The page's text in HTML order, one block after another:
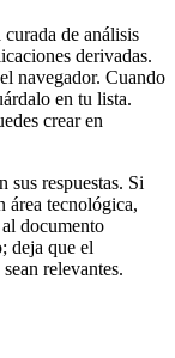
de análisis
derivadas.
navegador. Cuando
en tu lista.
crear en
respuestas. Si
área tecnológica,
documento
deja que el
relevantes.